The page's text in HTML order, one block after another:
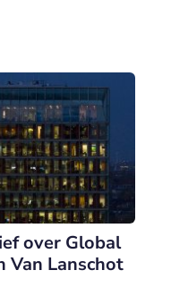
over Global
Van Lanschot